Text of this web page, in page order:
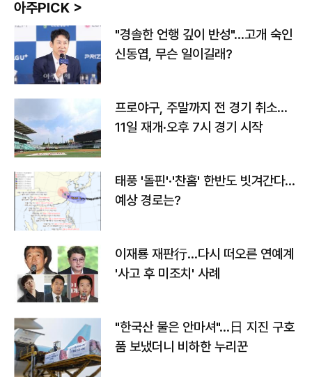
아주PICK >
"경솔한 언행 깊이 반성"…고개 숙인
신동엽, 무슨 일이길래?
프로야구, 주말까지 전 경기 취소…
11일 재개·오후 7시 경기 시작
태풍 '돌핀'·'찬홈' 한반도 빗겨간다…
예상 경로는?
이재룡 재판行…다시 떠오른 연예계
'사고 후 미조치' 사례
"한국산 물은 안마셔"…日 지진 구호
품 보냈더니 비하한 누리꾼